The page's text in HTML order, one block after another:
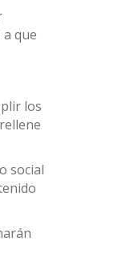
que
los
social